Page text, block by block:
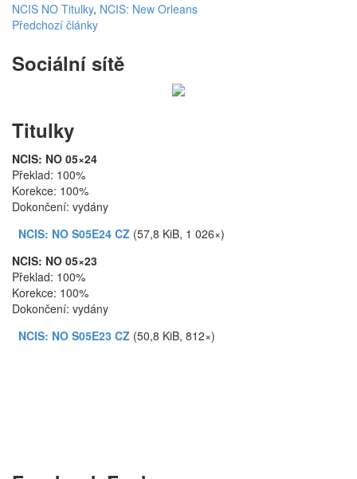
NCIS NO Titulky, NCIS: New Orleans
Předchozí články
Sociální sítě
Titulky
NCIS: NO 05×24
Překlad: 100%
Korekce: 100%
Dokončení: vydány
NCIS: NO S05E24 CZ (57,8 KiB, 1 026×)
NCIS: NO 05×23
Překlad: 100%
Korekce: 100%
Dokončení: vydány
NCIS: NO S05E23 CZ (50,8 KiB, 812×)